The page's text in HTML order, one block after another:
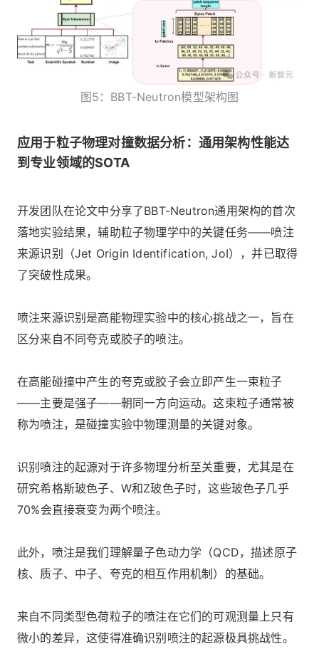
图5：BBT-Neutron模型架构图
应用于粒子物理对撞数据分析：通用架构性能达
到专业领域的SOTA
开发团队在论文中分享了BBT-Neutron通用架构的首次
落地实验结果，辅助粒子物理学中的关键任务——喷注
来源识别（Jet Origin Identification, JoI），并已取得
了突破性成果。
喷注来源识别是高能物理实验中的核心挑战之一，旨在
区分来自不同夸克或胶子的喷注。
在高能碰撞中产生的夸克或胶子会立即产生一束粒子
——主要是强子——朝同一方向运动。这束粒子通常被
称为喷注，是碰撞实验中物理测量的关键对象。
识别喷注的起源对于许多物理分析至关重要，尤其是在
研究希格斯玻色子、W和Z玻色子时，这些玻色子几乎
70%会直接衰变为两个喷注。
此外，喷注是我们理解量子色动力学（QCD，描述原子
核、质子、中子、夸克的相互作用机制）的基础。
来自不同类型色荷粒子的喷注在它们的可观测量上只有
微小的差异，这使得准确识别喷注的起源极具挑战性。